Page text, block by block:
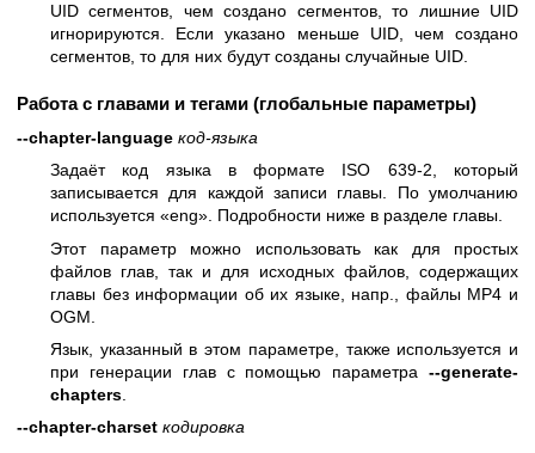
UID сегментов, чем создано сегментов, то лишние UID
игнорируются. Если указано меньше UID, чем создано
сегментов, то для них будут созданы случайные UID.
Работа с главами и тегами (глобальные параметры)
--chapter-language код-языка
Задаёт код языка в формате ISO 639-2, который
записывается для каждой записи главы. По умолчанию
используется «eng». Подробности ниже в разделе главы.
Этот параметр можно использовать как для простых
файлов глав, так и для исходных файлов, содержащих
главы без информации об их языке, напр., файлы MP4 и
OGM.
Язык, указанный в этом параметре, также используется и
при генерации глав с помощью параметра --generate-
chapters
--chapter-charset кодировка